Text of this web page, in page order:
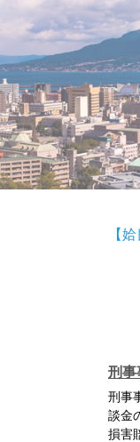
【
刑事
刑事
談金
損害